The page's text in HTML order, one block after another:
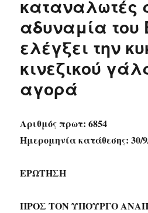
καταναλωτές
αδυναμία του
ελέγξει την
κινεζικού
αγορά
Αριθμός πρωτ: 6854
Ημερομηνία κατάθεσης: 30/
ΕΡΩΤΗΣΗ
ΠΡΟΣ ΤΟΝ ΥΠΟΥΡΓΟ